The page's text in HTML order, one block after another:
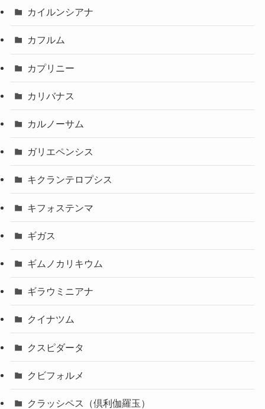
カイルンシアナ
カフルム
カプリニー
カリバナス
カルノーサム
ガリエペンシス
キクランテロプシス
キフォステンマ
ギガス
ギムノカリキウム
ギラウミニアナ
クイナツム
クスピダータ
クビフォルメ
クラッシペス（倶利伽羅玉）